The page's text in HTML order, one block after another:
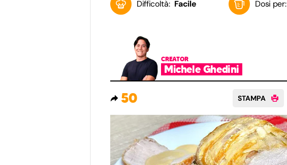
Difficoltà: Facile Dosi per:
CREATOR
Michele Ghedini
50 STAMPA